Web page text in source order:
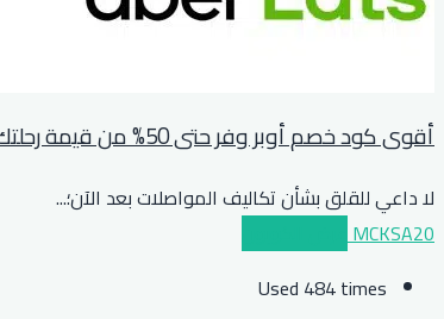
أقوى كود خصم أوبر وفر حتى 50% من قيمة رحلتك مع Uber اليوم
لا داعي للقلق بشأن تكاليف المواصلات بعد الآن؛...
MCKSA20
Used 484 times